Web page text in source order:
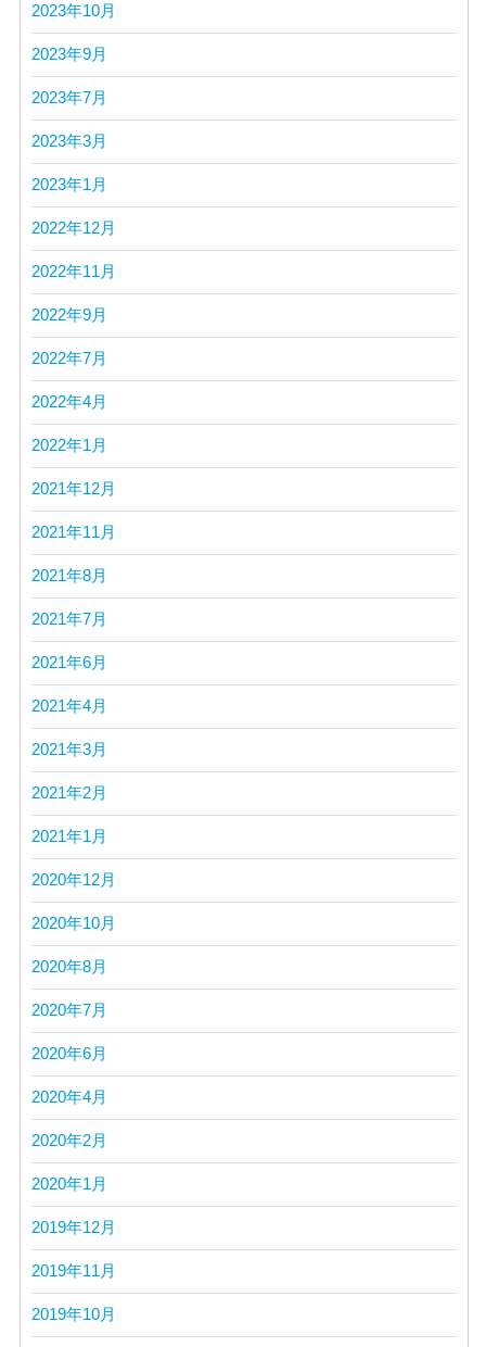
2023年10月
2023年9月
2023年7月
2023年3月
2023年1月
2022年12月
2022年11月
2022年9月
2022年7月
2022年4月
2022年1月
2021年12月
2021年11月
2021年8月
2021年7月
2021年6月
2021年4月
2021年3月
2021年2月
2021年1月
2020年12月
2020年10月
2020年8月
2020年7月
2020年6月
2020年4月
2020年2月
2020年1月
2019年12月
2019年11月
2019年10月